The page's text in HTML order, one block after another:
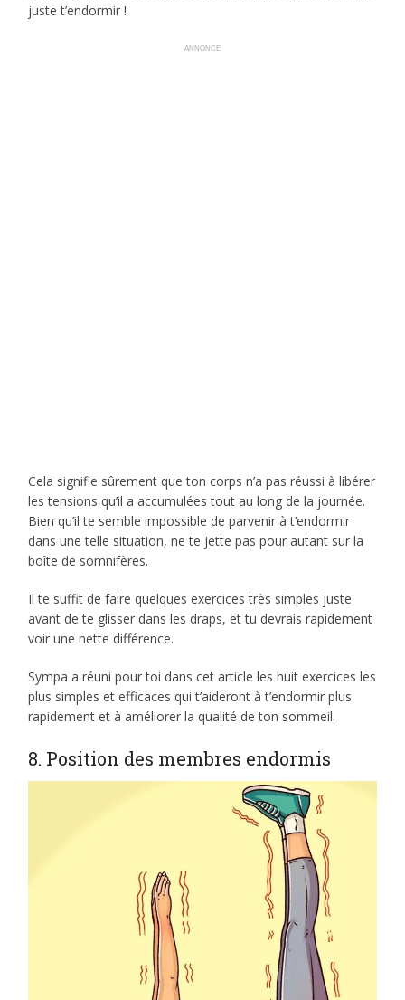
juste t’endormir !
ANNONCE
Cela signifie sûrement que ton corps n’a pas réussi à libérer
les tensions qu’il a accumulées tout au long de la journée.
Bien qu’il te semble impossible de parvenir à t’endormir
dans une telle situation, ne te jette pas pour autant sur la
boîte de somnifères.
Il te suffit de faire quelques exercices très simples juste
avant de te glisser dans les draps, et tu devrais rapidement
voir une nette différence.
Sympa a réuni pour toi dans cet article les huit exercices les
plus simples et efficaces qui t’aideront à t’endormir plus
rapidement et à améliorer la qualité de ton sommeil.
8. Position des membres endormis